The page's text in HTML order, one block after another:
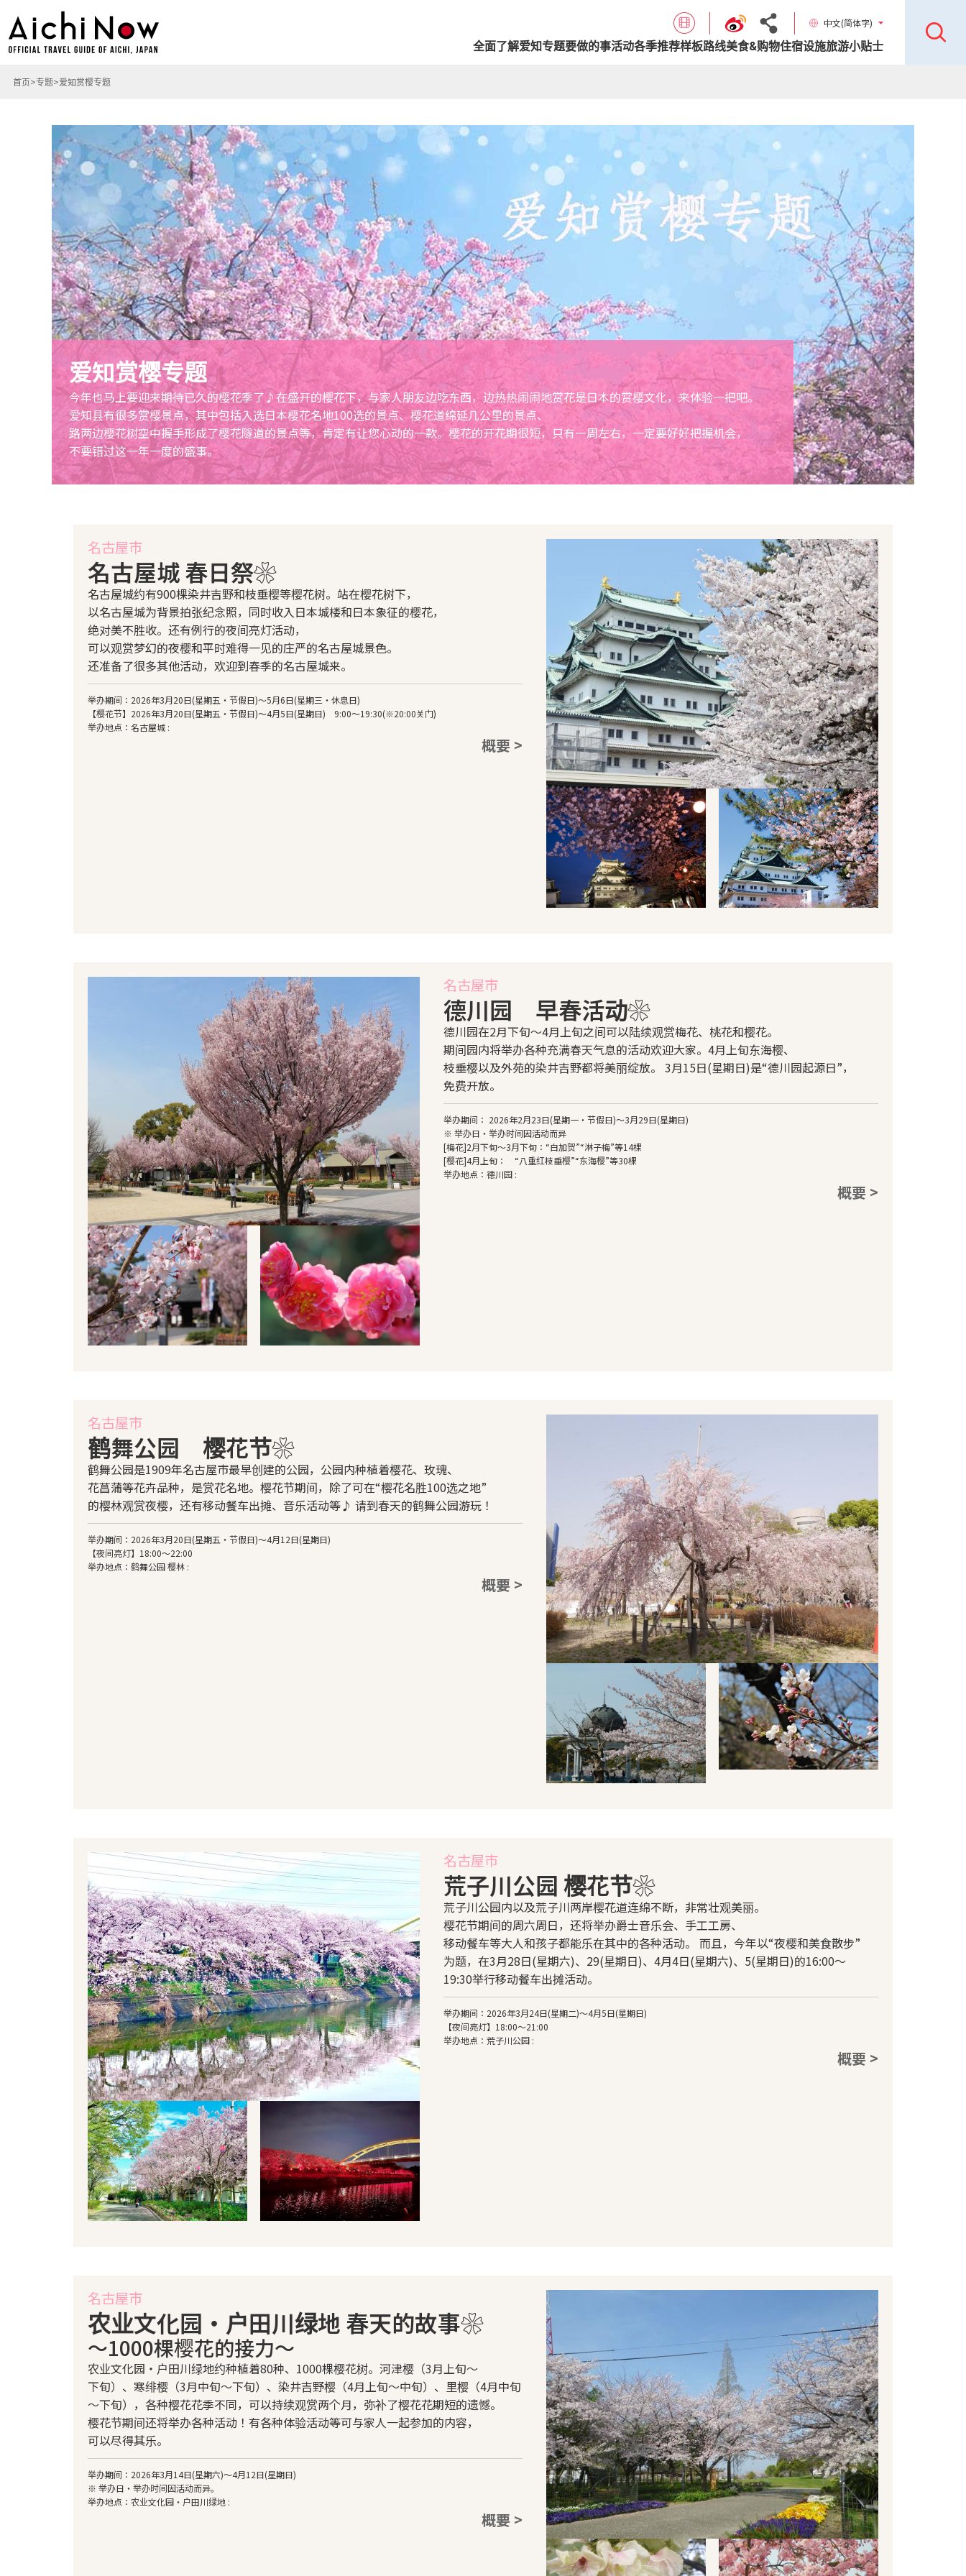
中文(简体字)
全面了解爱知专题要做的事活动各季推荐样板路线美食&购物住宿设施旅游小贴士
首页 专题 爱知赏樱专题
爱知赏樱专题
今年也马上要迎来期待已久的樱花季了♪在盛开的樱花下，与家人朋友边吃东西，边热热闹闹地赏花是日本的赏樱文化，来体验一把吧。
爱知县有很多赏樱景点，其中包括入选日本樱花名地100选的景点、樱花道绵延几公里的景点、
路两边樱花树空中握手形成了樱花隧道的景点等，肯定有让您心动的一款。樱花的开花期很短，只有一周左右，一定要好好把握机会，
不要错过这一年一度的盛事。
名古屋市
名古屋城 春日祭❀
名古屋城约有900棵染井吉野和枝垂樱等樱花树。站在樱花树下，
以名古屋城为背景拍张纪念照，同时收入日本城楼和日本象征的樱花，
绝对美不胜收。还有例行的夜间亮灯活动，
可以观赏梦幻的夜樱和平时难得一见的庄严的名古屋城景色。
还准备了很多其他活动，欢迎到春季的名古屋城来。
举办期间：2026年3月20日(星期五・节假日)～5月6日(星期三・休息日)
【樱花节】2026年3月20日(星期五・节假日)～4月5日(星期日) 9:00～19:30(※20:00关门)
举办地点：名古屋城 :
概要 >
名古屋市
德川园 早春活动❀
德川园在2月下旬～4月上旬之间可以陆续观赏梅花、桃花和樱花。
期间园内将举办各种充满春天气息的活动欢迎大家。4月上旬东海樱、
枝垂樱以及外苑的染井吉野都将美丽绽放。 3月15日(星期日)是“德川园起源日”，
免费开放。
举办期间： 2026年2月23日(星期一・节假日)～3月29日(星期日)
※ 举办日・举办时间因活动而异
[梅花]2月下旬～3月下旬：“白加贺”“淋子梅”等14棵
[樱花]4月上旬： “八重红枝垂樱”“东海樱”等30棵
举办地点：德川园 :
概要 >
名古屋市
鹤舞公园 樱花节❀
鹤舞公园是1909年名古屋市最早创建的公园，公园内种植着樱花、玫瑰、
花菖蒲等花卉品种，是赏花名地。樱花节期间，除了可在“樱花名胜100选之地”
的樱林观赏夜樱，还有移动餐车出摊、音乐活动等♪ 请到春天的鹤舞公园游玩！
举办期间：2026年3月20日(星期五・节假日)～4月12日(星期日)
【夜间亮灯】18:00～22:00
举办地点：鹤舞公园 樱林 :
概要 >
名古屋市
荒子川公园 樱花节❀
荒子川公园内以及荒子川两岸樱花道连绵不断，非常壮观美丽。
樱花节期间的周六周日，还将举办爵士音乐会、手工工房、
移动餐车等大人和孩子都能乐在其中的各种活动。 而且，今年以“夜樱和美食散步”
为题，在3月28日(星期六)、29(星期日)、4月4日(星期六)、5(星期日)的16:00～
19:30举行移动餐车出摊活动。
举办期间：2026年3月24日(星期二)～4月5日(星期日)
【夜间亮灯】18:00～21:00
举办地点：荒子川公园 :
概要 >
名古屋市
农业文化园・户田川绿地 春天的故事❀
～1000棵樱花的接力～
农业文化园・户田川绿地约种植着80种、1000棵樱花树。河津樱（3月上旬～
下旬）、寒绯樱（3月中旬～下旬）、染井吉野樱（4月上旬～中旬）、里樱（4月中旬
～下旬），各种樱花花季不同，可以持续观赏两个月，弥补了樱花花期短的遗憾。
樱花节期间还将举办各种活动！有各种体验活动等可与家人一起参加的内容，
可以尽得其乐。
举办期间：2026年3月14日(星期六)～4月12日(星期日)
※ 举办日・举办时间因活动而异。
举办地点：农业文化园・户田川绿地 :
概要 >